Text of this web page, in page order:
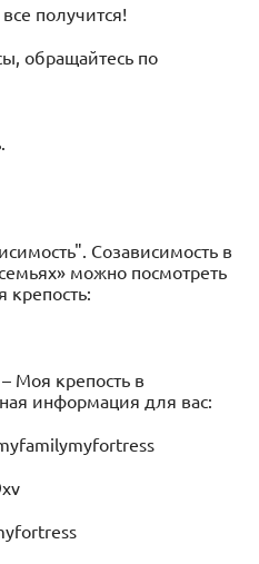
получится!
обращайтесь по
Созависимость в
можно посмотреть
крепость:
Моя крепость в
информация для вас: